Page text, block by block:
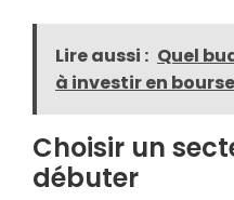
Lire aussi : Quel
à investir en
Choisir un
débuter